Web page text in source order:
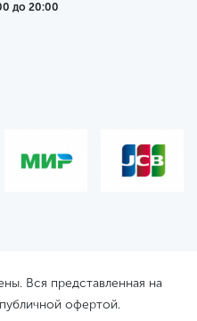
до 20:00
Вся представленная на
офертой.